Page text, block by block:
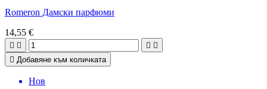
Romeron Дамски парфюми
14,55 €
   
 Добавяне към количката
Нов